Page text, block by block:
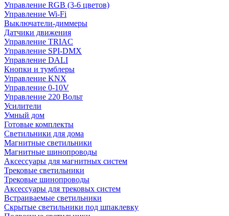
Управление RGB (3-6 цветов)
Управление Wi-Fi
Выключатели-диммеры
Датчики движения
Управление TRIAC
Управление SPI-DMX
Управление DALI
Кнопки и тумблеры
Управление KNX
Управление 0-10V
Управление 220 Вольт
Усилители
Умный дом
Готовые комплекты
Светильники для дома
Магнитные светильники
Магнитные шинопроводы
Аксессуары для магнитных систем
Трековые светильники
Трековые шинопроводы
Аксессуары для трековых систем
Встраиваемые светильники
Скрытые светильники под шпаклевку